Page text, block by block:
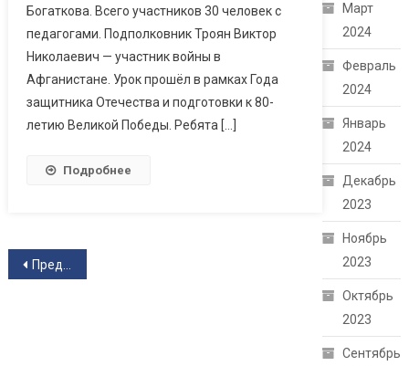
Богаткова. Всего участников 30 человек с
педагогами. Подполковник Троян Виктор
Николаевич — участник войны в
Афганистане. Урок прошёл в рамках Года
защитника Отечества и подготовки к 80-
летию Великой Победы. Ребята […]
Подробнее
Навигация по записям
Предыдущие записи
Март
2024
Февраль
2024
Январь
2024
Декабрь
2023
Ноябрь
2023
Октябрь
2023
Сентябрь